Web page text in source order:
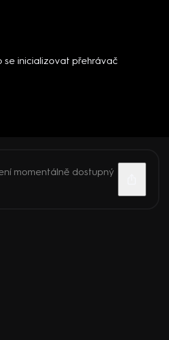
se inicializovat přehrávač
momentálně dostupný